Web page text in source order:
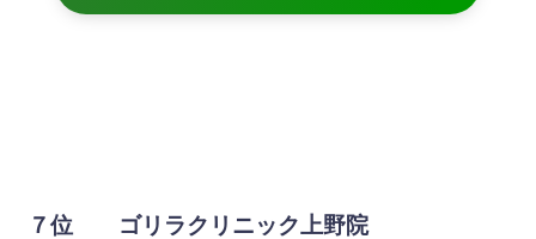
７位 ゴリラクリニック上野院